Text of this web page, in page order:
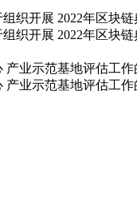
织开展 2022年区块
织开展 2022年区块
产业示范基地评估工
产业示范基地评估工